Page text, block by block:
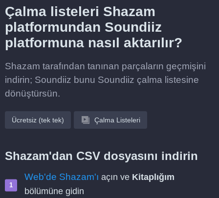
Çalma listeleri Shazam
platformundan Soundiiz
platformuna nasıl aktarılır?
Shazam tarafından tanınan parçaların geçmişini
indirin; Soundiiz bunu Soundiiz çalma listesine
dönüştürsün.
Ücretsiz (tek tek) Çalma Listeleri
Shazam'dan CSV dosyasını indirin
Web'de Shazam'ı açın ve Kitaplığım
bölümüne gidin